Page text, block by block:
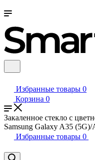
Избранные товары 0
Корзина 0
Закаленное стекло с
Samsung Galaxy A35
Избранные товары 0